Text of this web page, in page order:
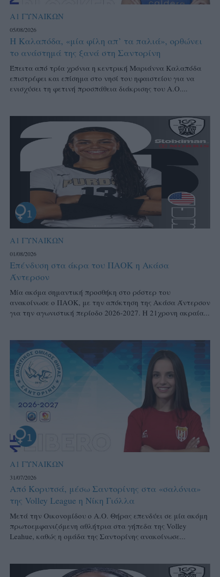
Α1 ΓΥΝΑΙΚΩΝ
05/08/2026
Η Καλαπόδα, «μία φίλη απ’ τα παλιά», ορθώνει
το ανάστημά της ξανά στη Σαντορίνη
Έπειτα από τρία χρόνια η κεντρική Μαριάννα Καλαπόδα
επιστρέφει και επίσημα στο νησί του ηφαιστείου για να
ενισχύσει τη φετινή προσπάθεια διάκρισης του Α.Ο....
Α1 ΓΥΝΑΙΚΩΝ
01/08/2026
Επένδυση στα άκρα του ΠΑΟΚ η Ακάσα
Άντερσον
Μία ακόμα σημαντική προσθήκη στο ρόστερ του
ανακοίνωσε ο ΠΑΟΚ, με την απόκτηση της Ακάσα Άντερσον
για την αγωνιστική περίοδο 2026-2027. Η 21χρονη ακραία...
Α1 ΓΥΝΑΙΚΩΝ
31/07/2026
Από Κορυτσά, μέσω Σαντορίνης στα «σαλόνια»
της Volley League η Νίκη Γιόλλα
Μετά την Οικονομίδου ο Α.Ο. Θήρας επενδύει σε μία ακόμη
πρωτοεμφανιζόμενη αθλήτρια στα γήπεδα της Volley
Leahue, καθώς η ομάδα της Σαντορίνης ανακοίνωσε...